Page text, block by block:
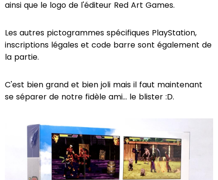
ainsi que le logo de l'éditeur Red Art Games.
Les autres pictogrammes spécifiques PlayStation,
inscriptions légales et code barre sont également de
la partie.
C'est bien grand et bien joli mais il faut maintenant
se séparer de notre fidèle ami... le blister :D.